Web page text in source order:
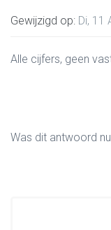
Gewijzigd op: Di, 11
Alle cijfers, geen
Was dit antwoord